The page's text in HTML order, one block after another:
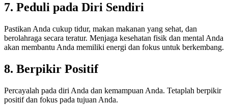
7. Peduli pada Diri Sendiri
Pastikan Anda cukup tidur, makan makanan yang sehat, dan
berolahraga secara teratur. Menjaga kesehatan fisik dan mental Anda
akan membantu Anda memiliki energi dan fokus untuk berkembang.
8. Berpikir Positif
Percayalah pada diri Anda dan kemampuan Anda. Tetaplah berpikir
positif dan fokus pada tujuan Anda.